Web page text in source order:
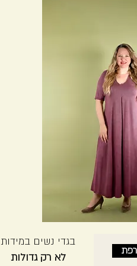
בגדי נשים במידות
לא רק גדולות